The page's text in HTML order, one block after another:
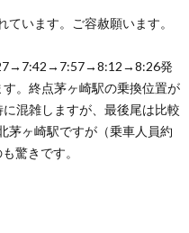
います。ご容赦願います。
発
。終点茅ヶ崎駅の乗換位置が
混雑しますが、最後尾は比較
茅ヶ崎駅ですが（乗車人員約
驚きです。